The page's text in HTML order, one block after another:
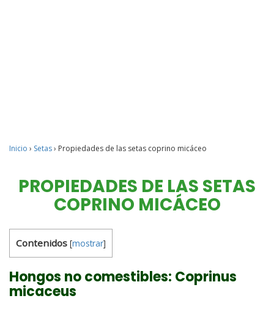
Inicio › Setas› Propiedades de las setas coprino micáceo
PROPIEDADES DE LAS SETAS
COPRINO MICÁCEO
Contenidos [mostrar]
Hongos no comestibles: Coprinus
micaceus